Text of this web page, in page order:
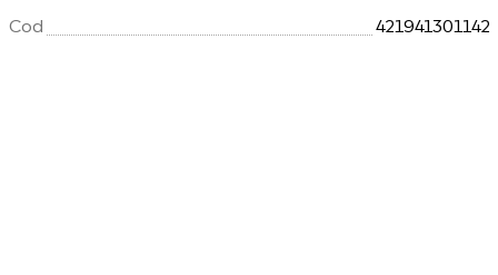
Cod 421941301142